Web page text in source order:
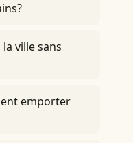
ville sans
emporter